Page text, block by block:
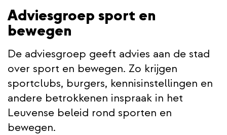
Adviesgroep sport en
bewegen
De adviesgroep geeft advies aan de stad
over sport en bewegen. Zo krijgen
sportclubs, burgers, kennisinstellingen en
andere betrokkenen inspraak in het
Leuvense beleid rond sporten en
bewegen.